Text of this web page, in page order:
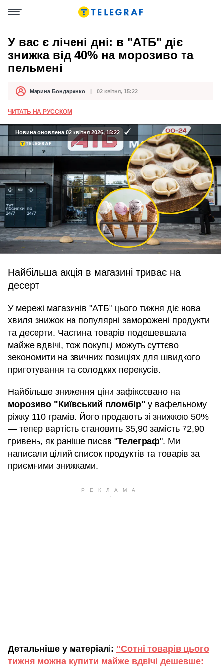
У вас є лічені дні: в "АТБ" діє
знижка від 40% на морозиво та
пельмені
АвторМарина Бондаренко
Дата публікації 02 квітня, 15:22
ЧИТАТЬ НА РУССКОМ
Новина оновлена 02 квітня 2026, 15:22
Найбільша акція в магазині триває на
десерт
У мережі магазинів "АТБ" цього тижня діє нова
хвиля знижок на популярні заморожені продукти
та десерти. Частина товарів подешевшала
майже вдвічі, тож покупці можуть суттєво
зекономити на звичних позиціях для швидкого
приготування та солодких перекусів.
Найбільше зниження ціни зафіксовано на
морозиво "Київський пломбір" у вафельному
ріжку 110 грамів. Його продають зі знижкою 50%
— тепер вартість становить 35,90 замість 72,90
гривень, як раніше писав "Телеграф". Ми
написали цілий список продуктів та товарів за
приємними знижками.
Детальніше у матеріалі: "Сотні товарів цього
тижня можна купити майже вдвічі дешевше: